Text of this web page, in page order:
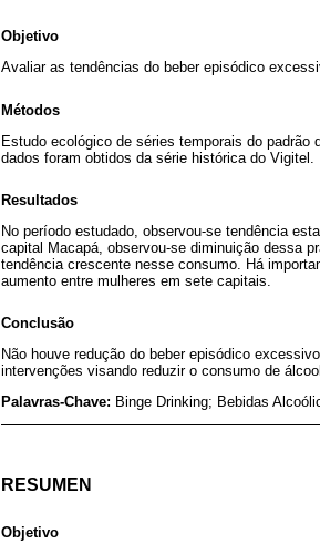
Objetivo
Avaliar as tendências do beber episódico
Métodos
Estudo ecológico de séries temporais do
dados foram obtidos da série histórica do Vigitel.
Resultados
No período estudado, observou-se tendência
capital Macapá, observou-se diminuição dessa
tendência crescente nesse consumo. Há
aumento entre mulheres em sete capitais.
Conclusão
Não houve redução do beber episódico
intervenções visando reduzir o consumo de
Palavras-Chave: Binge Drinking; Bebidas
RESUMEN
Objetivo